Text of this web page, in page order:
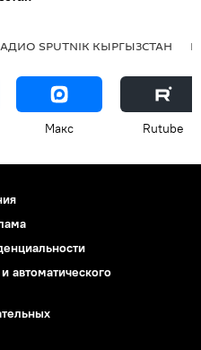
SPUTNIK КЫРГЫЗСТАН
Макс Rutube
автоматического